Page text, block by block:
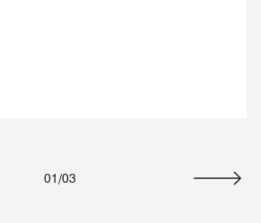
01/03